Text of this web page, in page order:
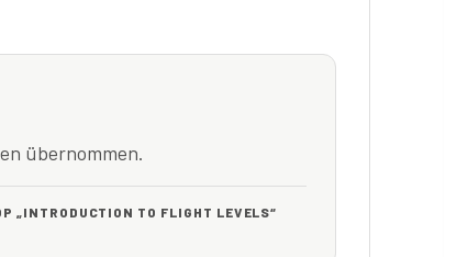
übernommen.
„INTRODUCTION TO FLIGHT LEVELS“